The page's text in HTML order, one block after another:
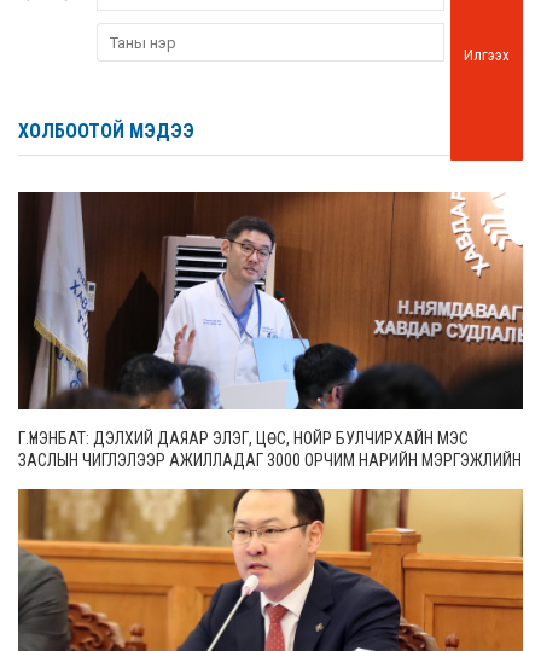
Илгээх
ХОЛБООТОЙ МЭДЭЭ
Г.ҮНЭНБАТ: ДЭЛХИЙ ДАЯАР ЭЛЭГ, ЦӨС, НОЙР БУЛЧИРХАЙН МЭС
ЗАСЛЫН ЧИГЛЭЛЭЭР АЖИЛЛАДАГ 3000 ОРЧИМ НАРИЙН МЭРГЭЖЛИЙН